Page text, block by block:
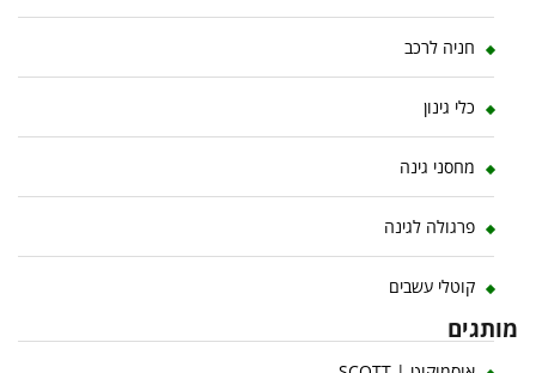
חניה לרכב
כלי גינון
מחסני גינה
פרגולה לגינה
קוטלי עשבים
מותגים